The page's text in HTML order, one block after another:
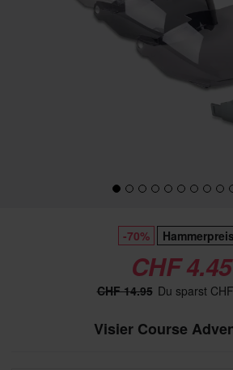
-70%
CHF 4.45
CHF 14.95 Du sparst
Visier Course